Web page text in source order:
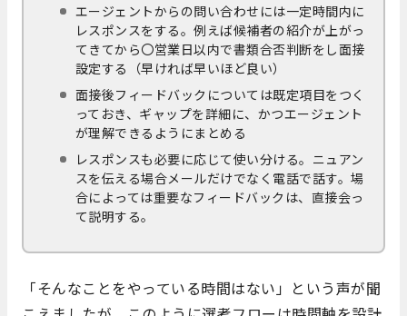
エージェントからの問い合わせには一定時間内に
レスポンスをする。例えば候補者の紹介が上がっ
てきてから〇営業日以内で書類合否判断をし面接
設定する（早ければ早いほど良い）
面接後フィードバックについては既定項目をつく
っておき、ギャップを詳細に、かつエージェント
が理解できるようにまとめる
レスポンスも必要に応じて使い分ける。ニュアン
スを伝える場合メールだけでなく電話で話す。場
合によっては重要なフィードバックは、直接会っ
て説明する。
「そんなことをやっている時間はない」という声が聞